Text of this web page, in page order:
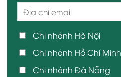
Chi nhánh Hà Nội
Chi nhánh Hồ Chí Minh
Chi nhánh Đà Nẵng